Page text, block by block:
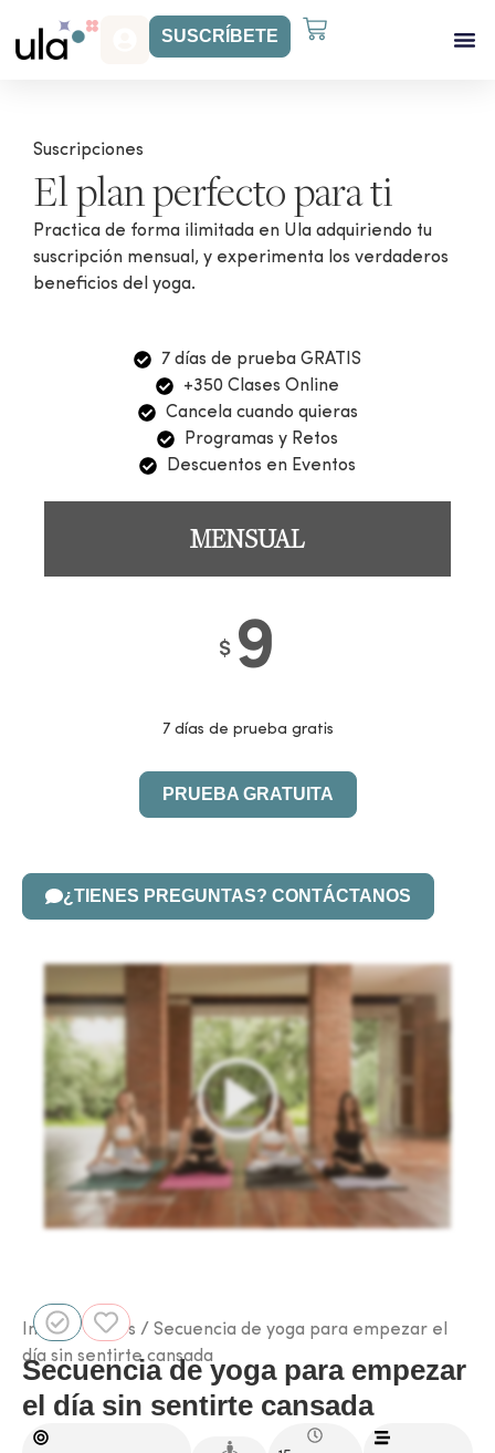
SUSCRÍBETE
Suscripciones
El plan perfecto para ti
Practica de forma ilimitada en Ula adquiriendo tu
suscripción mensual, y experimenta los verdaderos
beneficios del yoga.
7 días de prueba GRATIS
+350 Clases Online
Cancela cuando quieras
Programas y Retos
Descuentos en Eventos
MENSUAL
$ 9
7 días de prueba gratis
PRUEBA GRATUITA
¿TIENES PREGUNTAS? CONTÁCTANOS
Inicio/Clases / Secuencia de yoga para empezar el
día sin sentirte cansada
Secuencia de yoga para empezar
el día sin sentirte cansada